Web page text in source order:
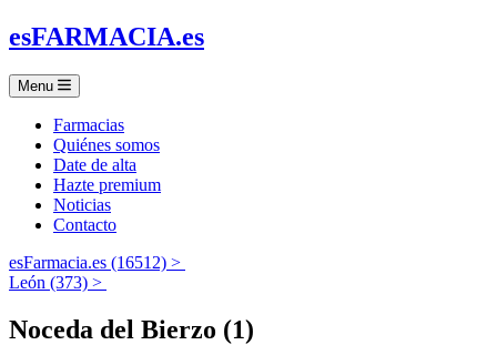
esFARMACIA.es
Menu
Farmacias
Quiénes somos
Date de alta
Hazte premium
Noticias
Contacto
esFarmacia.es (16512) >
León (373) >
Noceda del Bierzo (1)